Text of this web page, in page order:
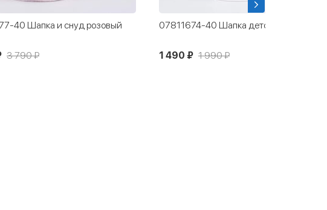
40 Шапка и снуд розовый
3 790 ₽
07811674-40 Шапка детская розовый
1 490 ₽ 1 990 ₽